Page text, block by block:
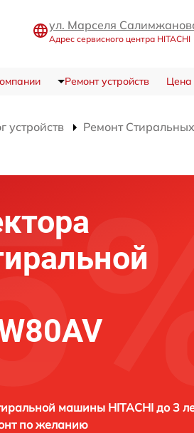
ул. Марселя
Адрес сервисного центра HITACHI
Ремонт устройств Цена
устройств Ремонт
машины HITACHI до 3
по желанию